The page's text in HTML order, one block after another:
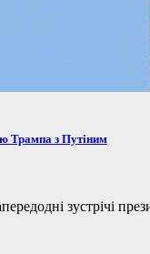
Трампа з Путіним
зустрічі